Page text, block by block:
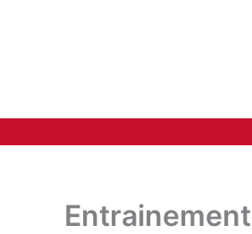
Entrainement